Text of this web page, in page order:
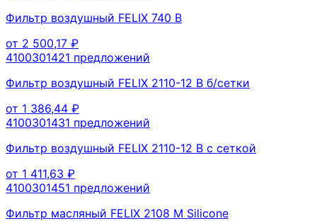
Фильтр воздушный FELIX 740 В
от 2 500,17 ₽
4100301421 предложений
Фильтр воздушный FELIX 2110-12 В б/сетки
от 1 386,44 ₽
4100301431 предложений
Фильтр воздушный FELIX 2110-12 В с сеткой
от 1 411,63 ₽
4100301451 предложений
Фильтр масляный FELIX 2108 М Silicone